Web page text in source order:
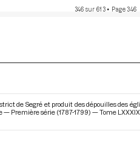
346 sur 613• Page 346
de Segré et produit des dépouilles des
Première série (1787-1799) — Tome